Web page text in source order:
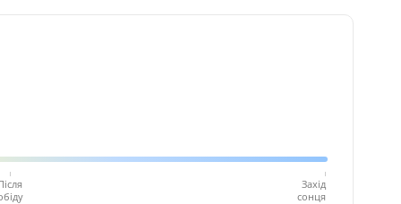
Захід
сонця